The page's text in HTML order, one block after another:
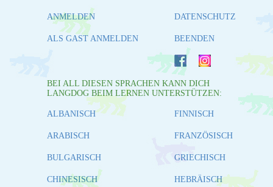
ANMELDEN
ALS GAST ANMELDEN
DATENSCHUTZ
BEENDEN
BEI ALL DIESEN SPRACHEN KANN DICH
LANGDOG BEIM LERNEN UNTERSTÜTZEN:
ALBANISCH
ARABISCH
BULGARISCH
CHINESISCH
FINNISCH
FRANZÖSISCH
GRIECHISCH
HEBRÄISCH